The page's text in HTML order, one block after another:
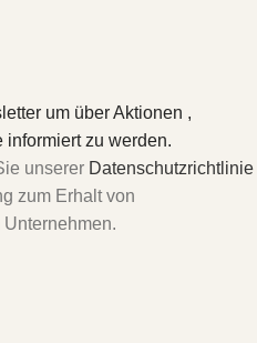
um über Aktionen ,
zu werden.
unserer Datenschutzrichtlinie
zum Erhalt von